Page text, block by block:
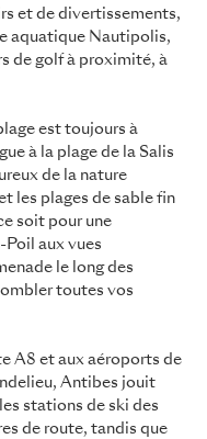
et de divertissements,
aquatique Nautipolis,
de golf à proximité, à
est toujours à
à la plage de la Salis
de la nature
les plages de sable fin
soit pour une
aux vues
le long des
toutes vos
A8 et aux aéroports de
Antibes jouit
stations de ski des
de route, tandis que